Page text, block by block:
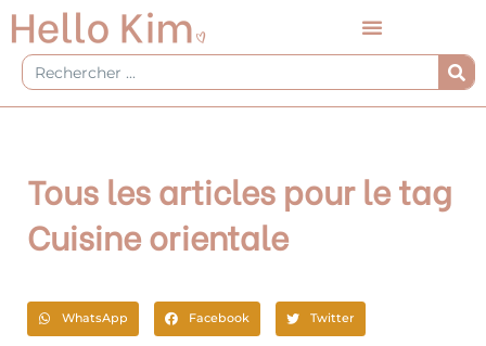
Aller
au
contenu
Rechercher
Tous les articles pour le tag
Cuisine orientale
WhatsApp Facebook Twitter